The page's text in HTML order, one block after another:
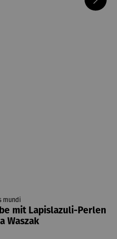
mundi
mit Lapislazuli-Perlen
Waszak